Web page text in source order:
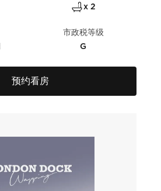
x 2
市政税等级
G
预约看房